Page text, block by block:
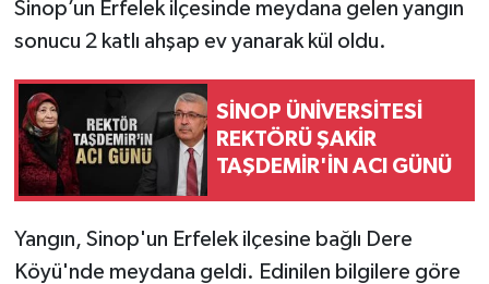
Sinop’un Erfelek ilçesinde meydana gelen yangın
sonucu 2 katlı ahşap ev yanarak kül oldu.
SİNOP ÜNİVERSİTESİ
REKTÖRÜ ŞAKİR
TAŞDEMİR'İN ACI GÜNÜ
Yangın, Sinop'un Erfelek ilçesine bağlı Dere
Köyü'nde meydana geldi. Edinilen bilgilere göre